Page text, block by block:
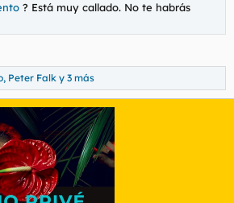
? Está muy callado. No te habrás
, Peter Falk y 3 más